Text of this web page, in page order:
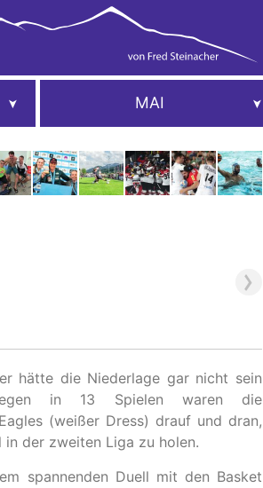
MAI
hätte die Niederlage gar nicht sein
in 13 Spielen waren die
(weißer Dress) drauf und dran,
der zweiten Liga zu holen.
spannenden Duell mit den Basket